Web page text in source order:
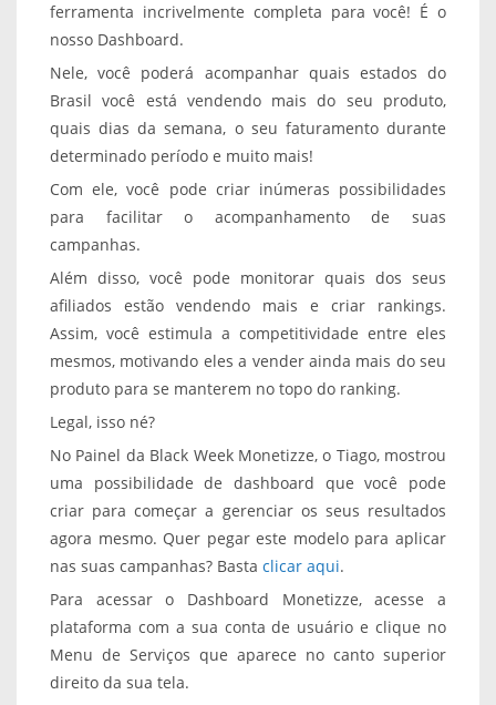
ferramenta incrivelmente completa para você! É o
nosso Dashboard.
Nele, você poderá acompanhar quais estados do
Brasil você está vendendo mais do seu produto,
quais dias da semana, o seu faturamento durante
determinado período e muito mais!
Com ele, você pode criar inúmeras possibilidades
para facilitar o acompanhamento de suas
campanhas.
Além disso, você pode monitorar quais dos seus
afiliados estão vendendo mais e criar rankings.
Assim, você estimula a competitividade entre eles
mesmos, motivando eles a vender ainda mais do seu
produto para se manterem no topo do ranking.
Legal, isso né?
No Painel da Black Week Monetizze, o Tiago, mostrou
uma possibilidade de dashboard que você pode
criar para começar a gerenciar os seus resultados
agora mesmo. Quer pegar este modelo para aplicar
nas suas campanhas? Basta clicar aqui.
Para acessar o Dashboard Monetizze, acesse a
plataforma com a sua conta de usuário e clique no
Menu de Serviços que aparece no canto superior
direito da sua tela.